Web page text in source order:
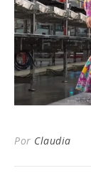
Por Claudia